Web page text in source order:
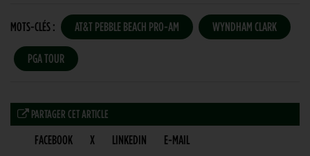
MOTS-CLÉS : AT&T PEBBLE BEACH PRO-AM WYNDHAM CLARK
PGA TOUR
PARTAGER CET ARTICLE
FACEBOOK X LINKEDIN E-MAIL